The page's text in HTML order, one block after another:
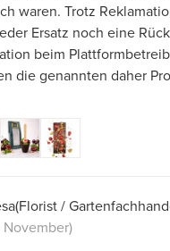
waren. Trotz
Ersatz noch eine
beim
die genannten daher
November)